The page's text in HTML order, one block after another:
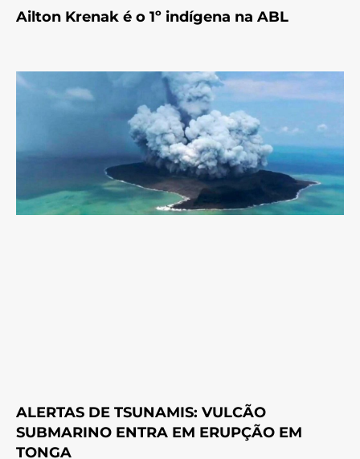
Ailton Krenak é o 1º indígena na ABL
ALERTAS DE TSUNAMIS: VULCÃO
SUBMARINO ENTRA EM ERUPÇÃO EM
TONGA